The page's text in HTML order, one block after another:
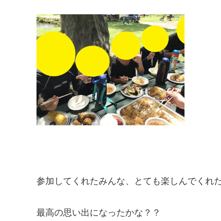
参加してくれたみんな、とても楽しんでくれ
最高の思い出になったかな？？